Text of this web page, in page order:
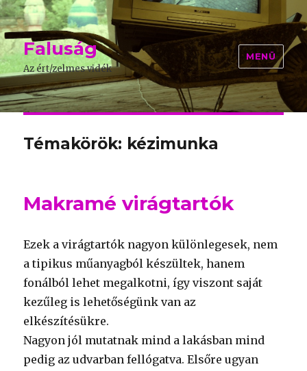
Faluság
Az ért/zelmes vidék
MENÜ
Témakörök: kézimunka
Makramé virágtartók
Ezek a virágtartók nagyon különlegesek, nem
a tipikus műanyagból készültek, hanem
fonálból lehet megalkotni, így viszont saját
kezűleg is lehetőségünk van az
elkészítésükre.
Nagyon jól mutatnak mind a lakásban mind
pedig az udvarban fellógatva. Elsőre ugyan